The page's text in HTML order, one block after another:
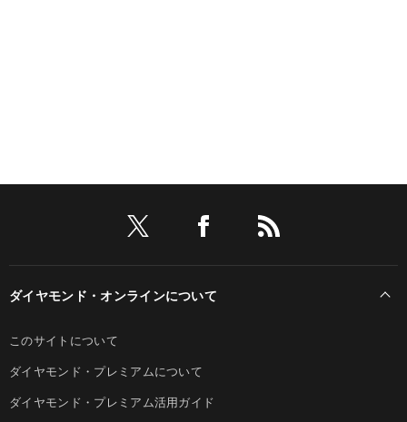
ダイヤモンド・オンラインについて
このサイトについて
ダイヤモンド・プレミアムについて
ダイヤモンド・プレミアム活用ガイド